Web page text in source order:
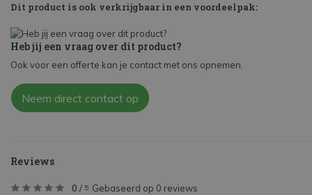
Dit product is ook verkrijgbaar in een voordeelpak:
Heb jij een vraag over dit product?
Ook voor een offerte kan je contact met ons opnemen.
Neem direct contact op
Reviews
0 / 5 Gebaseerd op 0 reviews